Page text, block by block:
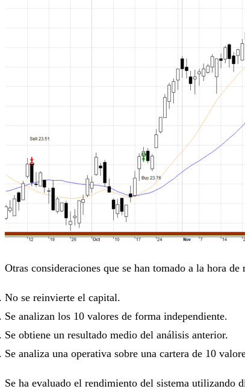
Otras consideraciones que se han tomado a la hora
No se reinvierte el capital.
Se analizan los 10 valores de forma independiente.
Se obtiene un resultado medio del análisis anterior.
Se analiza una operativa sobre una cartera de 10
Se ha evaluado el rendimiento del sistema